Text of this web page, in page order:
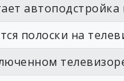
автоподстройка
полоски на